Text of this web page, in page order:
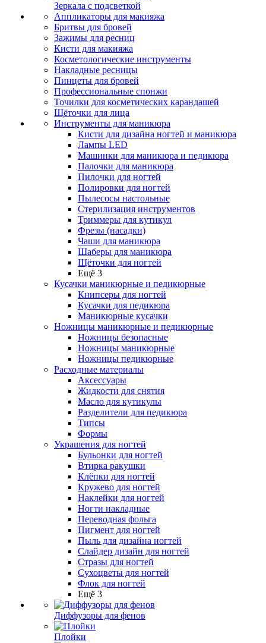
Зеркала с подсветкой
Аппликаторы для макияжа
Бритвы для бровей
Зажимы для ресниц
Кисти для макияжа
Косметологические инструменты
Накладные ресницы
Пинцеты для бровей
Профессиональные спонжи
Точилки для косметических карандашей
Щёточки для лица
Инструменты для маникюра
Кисти для дизайна ногтей и маникюра
Лампы LED
Машинки для маникюра и педикюра
Палочки для маникюра
Пилочки для ногтей
Полировки для ногтей
Пылесосы настольные
Стерилизация инструментов
Триммеры для кутикул
Фрезы (насадки)
Чаши для маникюра
Шаберы для маникюра
Щёточки для ногтей
Ещё 3
Кусачки маникюрные и педикюрные
Книпсеры для ногтей
Кусачки для педикюра
Маникюрные кусачки
Ножницы маникюрные и педикюрные
Ножницы безопасные
Ножницы маникюрные
Ножницы педикюрные
Расходные материалы
Аксессуары
Жидкости для снятия
Масло для кутикулы
Разделители для педикюра
Типсы
Формы
Украшения для ногтей
Бульонки для ногтей
Втирка ракушки
Клёпки для ногтей
Кружево для ногтей
Наклейки для ногтей
Ногти накладные
Переводная фольга
Пигмент для ногтей
Пыль для дизайна ногтей
Слайдер дизайн для ногтей
Стразы для ногтей
Сухоцветы для ногтей
Флок для ногтей
Ещё 3
Диффузоры для фенов
Плойки